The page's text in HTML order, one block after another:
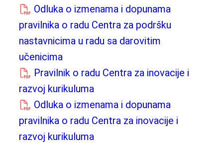
Odluka o izmenama i dopunama
pravilnika o radu Centra za podršku
nastavnicima u radu sa darovitim
učenicima
Pravilnik o radu Centra za inovacije i
razvoj kurikuluma
Odluka o izmenama i dopunama
pravilnika o radu Centra za inovacije i
razvoj kurikuluma